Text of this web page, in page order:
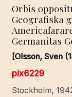
Orbis
Geografiska
Germanitas
[Olsson, Sven
pix6229
Stockholm,